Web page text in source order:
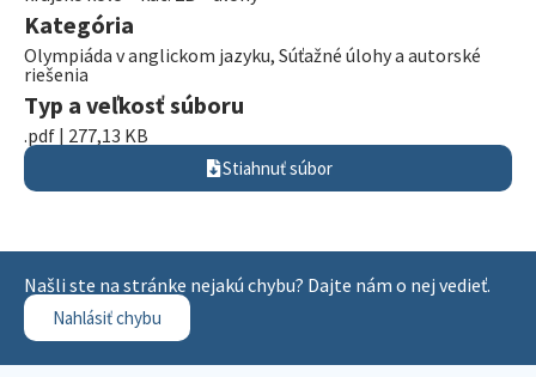
Kategória
Olympiáda v anglickom jazyku, Súťažné úlohy a autorské
riešenia
Typ a veľkosť súboru
.pdf | 277,13 KB
Stiahnuť súbor
Našli ste na stránke nejakú chybu? Dajte nám o nej vedieť.
Nahlásiť chybu